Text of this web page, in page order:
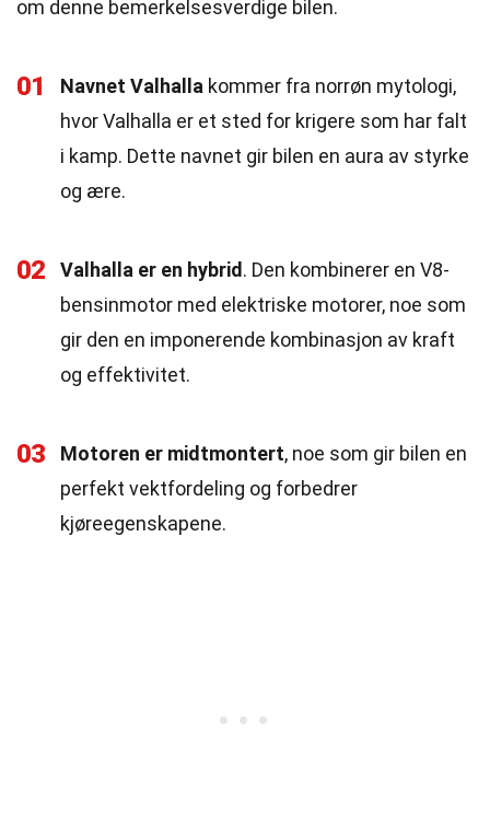
om denne bemerkelsesverdige bilen.
01 Navnet Valhalla kommer fra norrøn mytologi,
hvor Valhalla er et sted for krigere som har falt
i kamp. Dette navnet gir bilen en aura av styrke
og ære.
02 Valhalla er en hybrid . Den kombinerer en V8-
bensinmotor med elektriske motorer, noe som
gir den en imponerende kombinasjon av kraft
og effektivitet.
03 Motoren er midtmontert, noe som gir bilen en
perfekt vektfordeling og forbedrer
kjøreegenskapene.